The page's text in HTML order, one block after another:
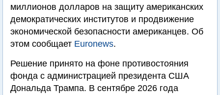
миллионов долларов на защиту американских
демократических институтов и продвижение
экономической безопасности американцев. Об
этом сообщает Euronews.
Решение принято на фоне противостояния
фонда с администрацией президента США
Дональда Трампа. В сентябре 2026 года